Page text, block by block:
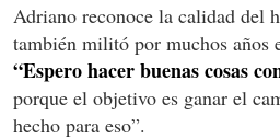
Adriano reconoce la calidad del
también militó por muchos años
“Espero hacer buenas cosas
porque el objetivo es ganar el
hecho para eso”.